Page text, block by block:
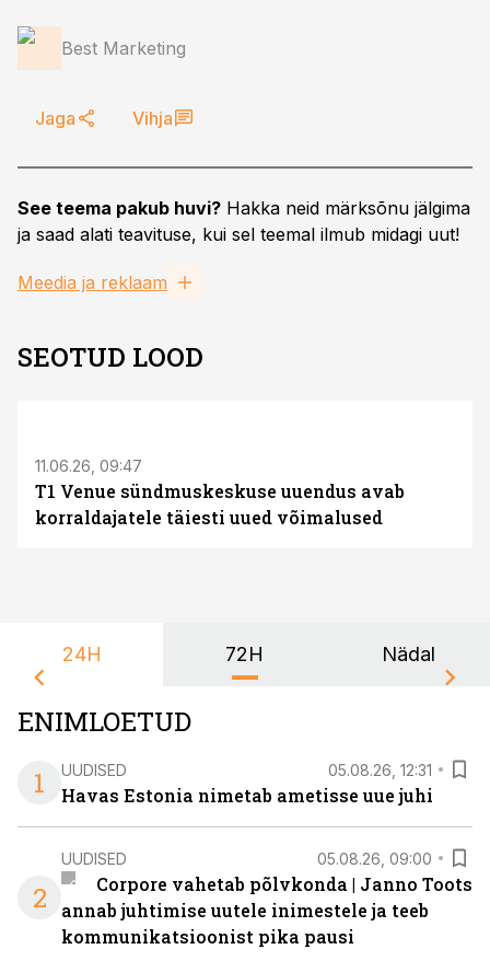
Best Marketing
Jaga Vihja
See teema pakub huvi? Hakka neid märksõnu jälgima
ja saad alati teavituse, kui sel teemal ilmub midagi uut!
Meedia ja reklaam
SEOTUD LOOD
11.06.26, 09:47
T1 Venue sündmuskeskuse uuendus avab
korraldajatele täiesti uued võimalused
24H 72H Nädal
ENIMLOETUD
1
UUDISED 05.08.26, 12:31
Havas Estonia nimetab ametisse uue juhi
2
UUDISED 05.08.26, 09:00
Corpore vahetab põlvkonda | Janno Toots
annab juhtimise uutele inimestele ja teeb
kommunikatsioonist pika pausi